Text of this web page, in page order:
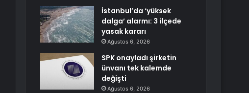
İstanbul’da ‘yüksek
dalga’ alarmı: 3 ilçede
yasak kararı
Ağustos 6, 2026
SPK onayladı şirketin
ünvanı tek kalemde
değişti
Ağustos 6, 2026